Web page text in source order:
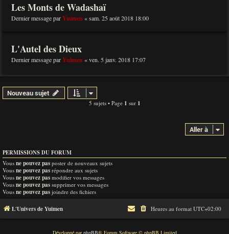
Les Monts de Wadashaï
Dernier message parYuimen «sam. 25 août 2018 18:00
L'Autel des Dieux
Dernier message parYuimen «ven. 5 janv. 2018 17:07
Nouveau sujet
5 sujets • Page 1 sur 1
Aller à
PERMISSIONS DU FORUM
Vous ne pouvez pas poster de nouveaux sujets
Vous ne pouvez pas répondre aux sujets
Vous ne pouvez pas modifier vos messages
Vous ne pouvez pas supprimer vos messages
Vous ne pouvez pas joindre des fichiers
L'Univers de Yuimen Heures au format UTC+02:00
Développé parphpBB® Forum Software © phpBB Limited